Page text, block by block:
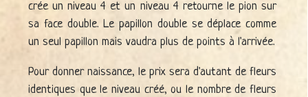
crée un niveau 4 et un niveau 4 retourne le pion sur
sa face double. Le papillon double se déplace comme
un seul papillon mais vaudra plus de points à l'arrivée.
Pour donner naissance, le prix sera d'autant de fleurs
identiques que le niveau créé, ou le nombre de fleurs